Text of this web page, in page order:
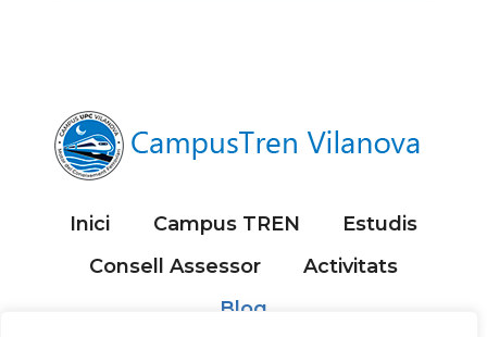
RUBÍ
Inici Campus TREN
Estudis
Consell Assessor
Activitats
Blog